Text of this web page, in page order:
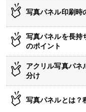
写真パネル印刷時
写真パネルを長持
のポイント
アクリル写真パネ
分け
写真パネルとは？